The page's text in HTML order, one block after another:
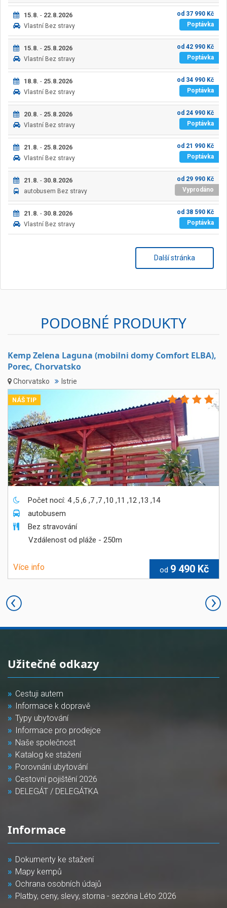
15.8. - 22.8.2026
Vlastní Bez stravy
od 37 990 Kč
Poptávka
15.8. - 25.8.2026
Vlastní Bez stravy
od 42 990 Kč
Poptávka
18.8. - 25.8.2026
Vlastní Bez stravy
od 34 990 Kč
Poptávka
20.8. - 25.8.2026
Vlastní Bez stravy
od 24 990 Kč
Poptávka
21.8. - 25.8.2026
Vlastní Bez stravy
od 21 990 Kč
Poptávka
21.8. - 30.8.2026
autobusem Bez stravy
od 29 990 Kč
Vyprodáno
21.8. - 30.8.2026
Vlastní Bez stravy
od 38 590 Kč
Poptávka
Další stránka
PODOBNÉ PRODUKTY
Kemp Zelena Laguna (mobilni domy Comfort ELBA),
Porec, Chorvatsko
Chorvatsko Istrie
NÁŠ TIP
Počet nocí: 4 ,5 ,6 ,7 ,7 ,10 ,11 ,12 ,13 ,14
autobusem
Bez stravování
Vzdálenost od pláže - 250m
Více info od 9 490 Kč
Užitečné odkazy
Cestuji autem
Informace k dopravě
Typy ubytování
Informace pro prodejce
Naše společnost
Katalog ke stažení
Porovnání ubytování
Cestovní pojištění 2026
DELEGÁT / DELEGÁTKA
Informace
Dokumenty ke stažení
Mapy kempů
Ochrana osobních údajů
Platby, ceny, slevy, storna - sezóna Léto 2026